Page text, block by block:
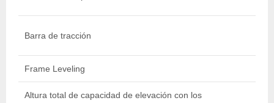
Barra de tracción
Frame Leveling
Altura total de capacidad de elevación con los